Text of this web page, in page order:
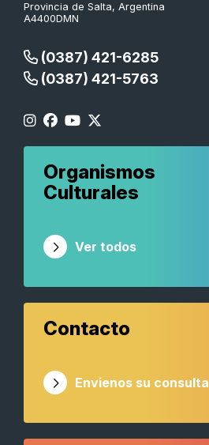
Provincia de Salta, Argentina
A4400DMN
(0387) 421-6285
(0387) 421-5763
Organismos
Culturales
Ver todos
Contacto
Envienos su consulta